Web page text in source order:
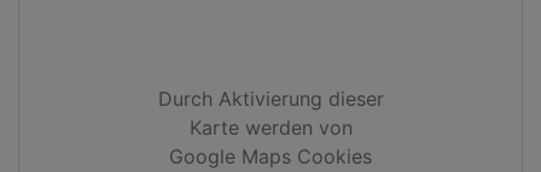
Durch Aktivierung dieser
Karte werden von
Google Maps Cookies